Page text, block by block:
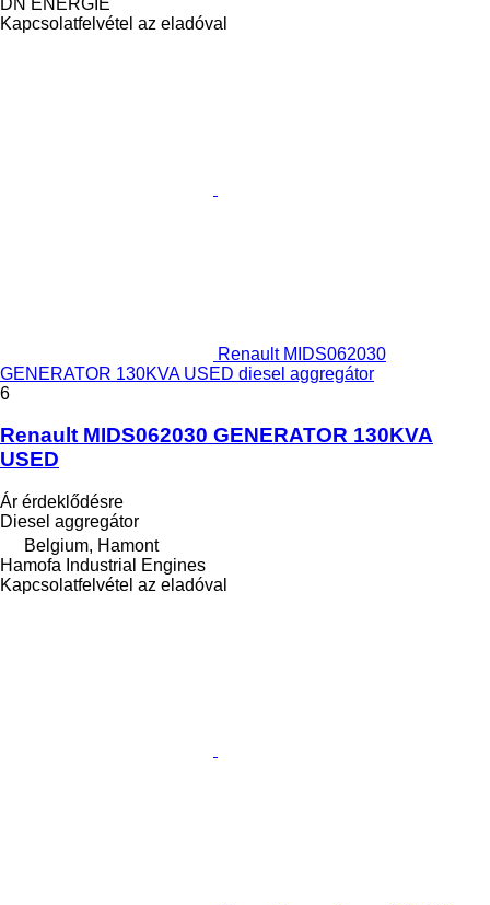
Kapcsolatfelvétel az eladóval
Renault MIDS062030
GENERATOR 130KVA USED diesel aggregátor
6
Renault MIDS062030 GENERATOR 130KVA
USED
Ár érdeklődésre
Diesel aggregátor
Belgium, Hamont
Hamofa Industrial Engines
Kapcsolatfelvétel az eladóval